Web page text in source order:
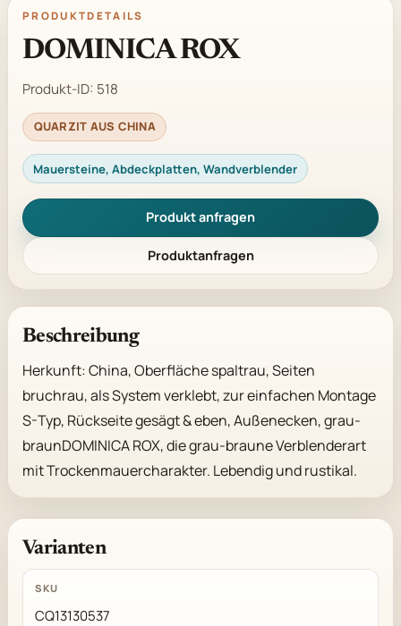
PRODUKTDETAILS
DOMINICA ROX
Produkt-ID: 518
QUARZIT AUS CHINA
Mauersteine, Abdeckplatten, Wandverblender
Produkt anfragen
Produktanfragen
Beschreibung
Herkunft: China, Oberfläche spaltrau, Seiten
bruchrau, als System verklebt, zur einfachen Montage
S-Typ, Rückseite gesägt & eben, Außenecken, grau-
braunDOMINICA ROX, die grau-braune Verblenderart
mit Trockenmauercharakter. Lebendig und rustikal.
Varianten
CQ13130537